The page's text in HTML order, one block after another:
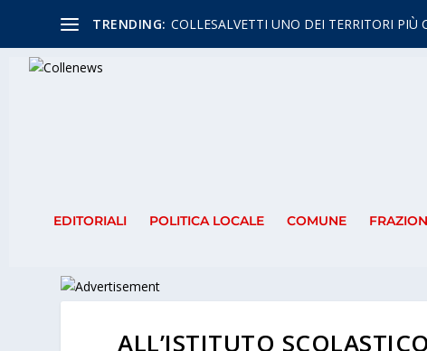
TRENDING: COLLESALVETTI UNO DEI TERRITORI PIÙ
EDITORIALI POLITICA LOCALE COMUNE
ALL’ISTITUTO